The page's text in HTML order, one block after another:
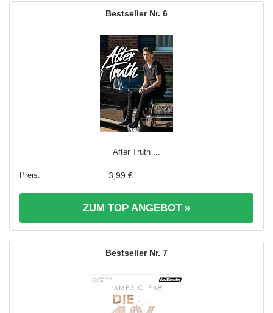
6
After Truth ...
3,99 €
ZUM TOP ANGEBOT »
7